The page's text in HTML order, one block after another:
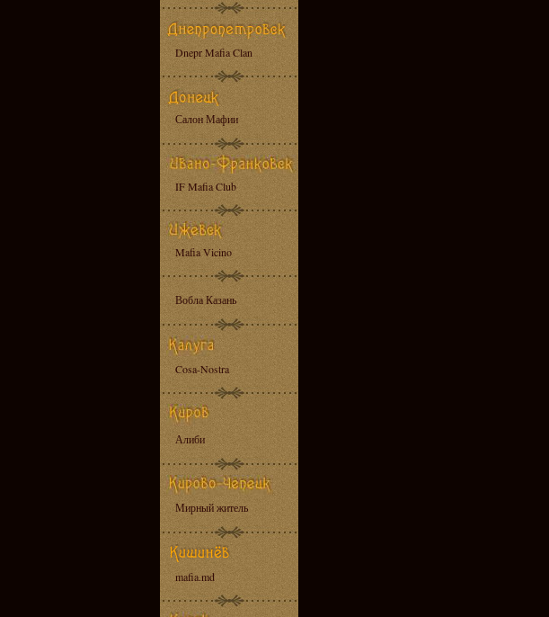
Dnepr Mafia Clan
Салон Мафии
IF Mafia Club
Mafia Vicino
Вобла Казань
Cosa-Nostra
Алиби
Мирный житель
mafia.md